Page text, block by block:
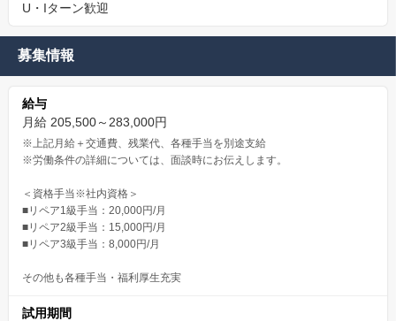
U・Iターン歓迎
募集情報
給与
月給 205,500～283,000円
※上記月給＋交通費、残業代、各種手当を別途支給
※労働条件の詳細については、面談時にお伝えします。
＜資格手当※社内資格＞
■リペア1級手当：20,000円/月
■リペア2級手当：15,000円/月
■リペア3級手当：8,000円/月
その他も各種手当・福利厚生充実
試用期間